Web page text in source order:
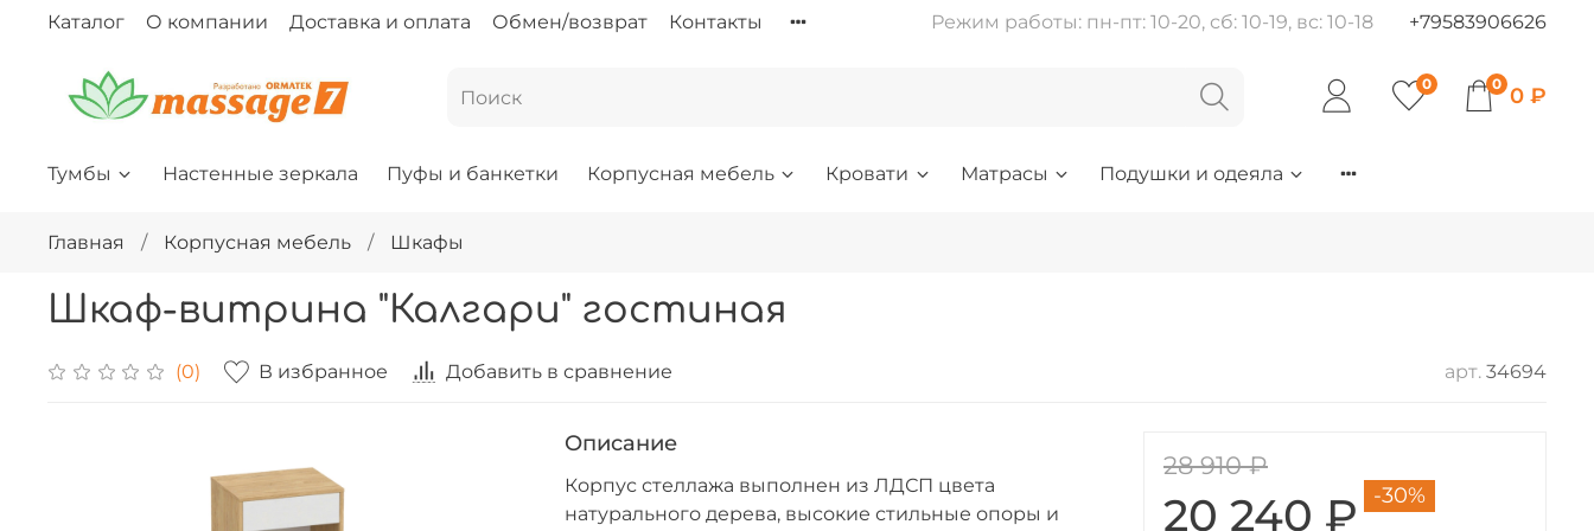
Каталог О компании Доставка и оплата Обмен/возврат Контакты Режим работы: пн-пт: 10-20, сб: 10-19, вс: 10-18 +79583906626
0 0 0 ₽
Тумбы Настенные зеркала Пуфы и банкетки Корпусная мебель Кровати Матрасы Подушки и одеяла
Главная Корпусная мебель Шкафы
Шкаф-витрина "Калгари" гостиная
(0) В избранное Добавить в сравнение арт. 34694
Описание
Корпус стеллажа выполнен из ЛДСП цвета
натурального дерева, высокие стильные опоры и
28 910 ₽
20 240 ₽ -30%